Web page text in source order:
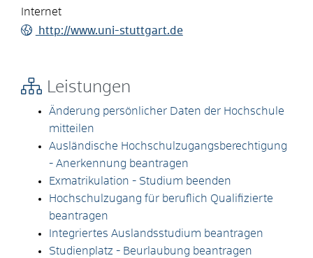
Internet
http://www.uni-stuttgart.de
Leistungen
Änderung persönlicher Daten der Hochschule
mitteilen
Ausländische Hochschulzugangsberechtigung
- Anerkennung beantragen
Exmatrikulation - Studium beenden
Hochschulzugang für beruflich Qualifizierte
beantragen
Integriertes Auslandsstudium beantragen
Studienplatz - Beurlaubung beantragen